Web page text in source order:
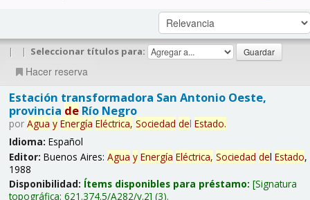
| | Seleccionar títulos para:
Hacer reserva
Estación transformadora San Antonio Oeste,
provincia deRío Negro
por Agua y Energía Eléctrica, Sociedad del Estado.
Idioma: Español
Editor: Buenos Aires: Agua y Energía Eléctrica, Sociedad del Estado,
1988
Disponibilidad: Ítems disponibles para préstamo: Signatura
topográfica: 621.374.5/A282/v.2 (3).